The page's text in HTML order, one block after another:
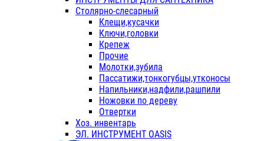
Столярно-слесарный
Клещи,кусачки
Ключи,головки
Крепеж
Прочие
Молотки,зубила
Пассатижи,тонкогубцы,утконосы
Напильники,надфили,рашпили
Ножовки по дереву
Отвертки
Хоз. инвентарь
ЭЛ. ИНСТРУМЕНТ OASIS